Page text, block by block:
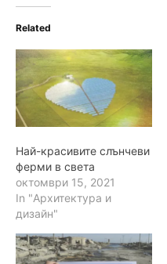
i
n
…
Related
Най-красивите слънчеви
ферми в света
октомври 15, 2021
In "Архитектура и
дизайн"